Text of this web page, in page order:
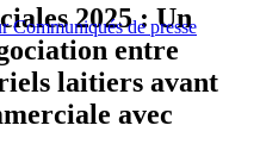
Communiqués de presse
2025 : Un
entre
laitiers avant
avec